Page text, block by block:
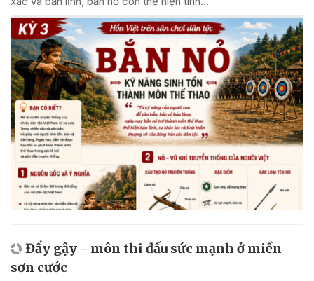
Đẩy gậy - môn thi đấu sức mạnh ở miền
sơn cước